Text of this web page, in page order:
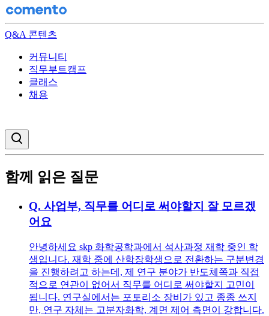
Q&A 콘텐츠
커뮤니티
직무부트캠프
클래스
채용
함께 읽은 질문
Q. 사업부, 직무를 어디로 써야할지 잘 모르겠
어요
안녕하세요 skp 화학공학과에서 석사과정 재학 중인 학
생입니다. 재학 중에 산학장학생으로 전환하는 구분변경
을 진행하려고 하는데, 제 연구 분야가 반도체쪽과 직접
적으로 연관이 없어서 직무를 어디로 써야할지 고민이
됩니다. 연구실에서는 포토리소 장비가 있고 종종 쓰지
만, 연구 자체는 고분자화학, 계면 제어 측면이 강합니다.